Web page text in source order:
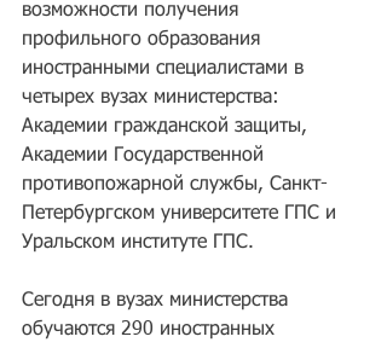
возможности получения
профильного образования
иностранными специалистами в
четырех вузах министерства:
Академии гражданской защиты,
Академии Государственной
противопожарной службы, Санкт-
Петербургском университете ГПС и
Уральском институте ГПС.
Сегодня в вузах министерства
обучаются 290 иностранных